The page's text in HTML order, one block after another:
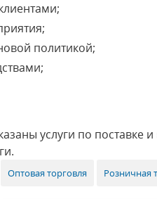
политикой;
услуги по поставке
Оптовая торговля Розничная